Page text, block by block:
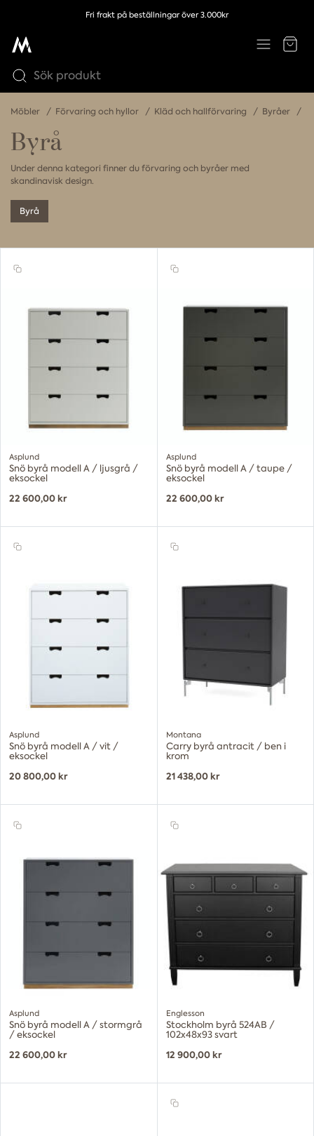
Fri frakt på beställningar över 3.000kr
Möbler Förvaring och hyllor Kläd och hallförvaring Byråer
Byrå
Under denna kategori finner du förvaring och byråer med
skandinavisk design.
Byrå
Asplund
Snö byrå modell A / ljusgrå /
eksockel
22 600,00 kr
Asplund
Snö byrå modell A / taupe /
eksockel
22 600,00 kr
Asplund
Snö byrå modell A / vit /
eksockel
20 800,00 kr
Montana
Carry byrå antracit / ben i
krom
21 438,00 kr
Asplund
Snö byrå modell A / stormgrå
/ eksockel
22 600,00 kr
Englesson
Stockholm byrå 524AB /
102x48x93 svart
12 900,00 kr